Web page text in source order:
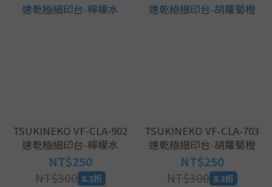
TSUKINEKO VF-CLA-902
速乾極細印台-檸檬水
NT$250
NT$300 8.3折
TSUKINEKO VF-CLA-703
速乾極細印台-胡蘿蔔橙
NT$250
NT$300 8.3折